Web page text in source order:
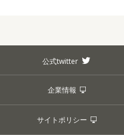
公式twitter
企業情報
サイトポリシー